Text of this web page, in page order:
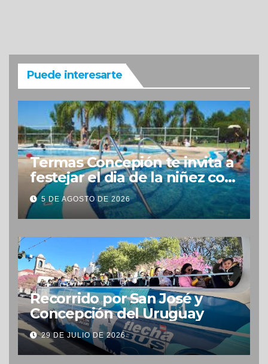
Puede interesarte
Termas Concepión te invita a
festejar el dia de la niñez con
grandes beneficios
5 DE AGOSTO DE 2026
Recorrido por San José y
Concepción del Uruguay
29 DE JULIO DE 2026